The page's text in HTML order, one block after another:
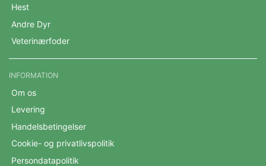
Hest
Andre Dyr
Veterinærfoder
INFORMATION
Om os
Levering
Handelsbetingelser
Cookie- og privatlivspolitik
Persondatapolitik